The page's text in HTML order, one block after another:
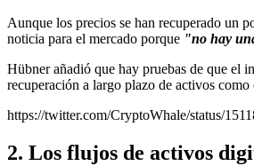
Aunque los precios se han recuperado un
noticia para el mercado porque "no hay
Hübner añadió que hay pruebas de que el
recuperación a largo plazo de activos
https://twitter.com/CryptoWhale/status/
2. Los flujos de activos